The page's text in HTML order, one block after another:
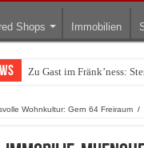
Shops Immobilien
Zu Gast im Fränk’ness:
Warum München gerade
Wohnkultur: Gern 64 Freiraum /